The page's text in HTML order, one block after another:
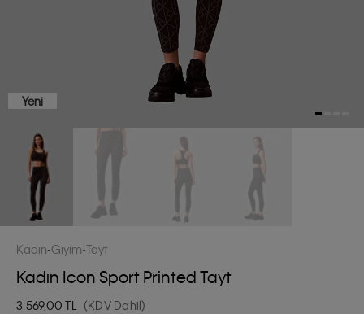
Yeni
Kadın Giyim Tayt
Kadın Icon Sport Printed Tayt
3.569,00 TL (KDV Dahil)